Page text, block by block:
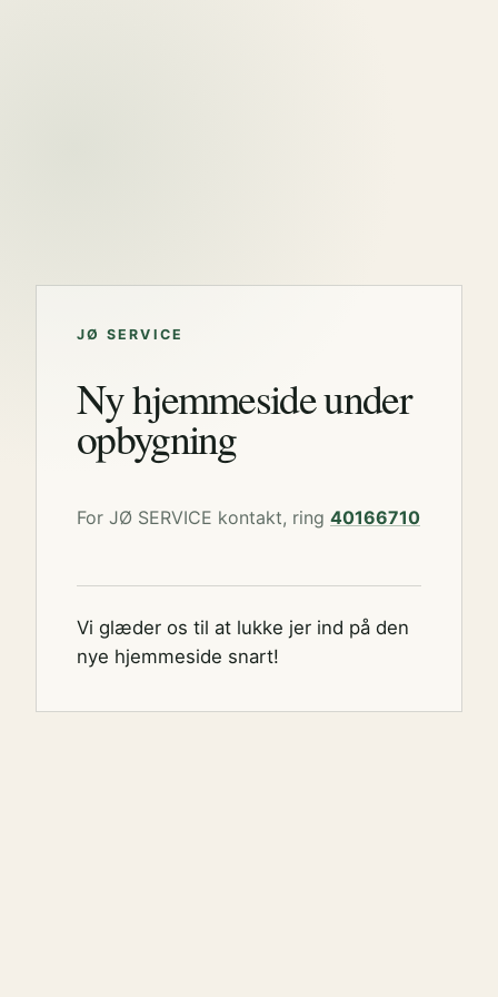
JØ SERVICE
Ny hjemmeside under
opbygning
For JØ SERVICE kontakt, ring 40166710
Vi glæder os til at lukke jer ind på den
nye hjemmeside snart!